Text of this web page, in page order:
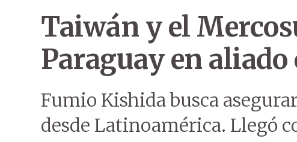
Taiwán y el
Paraguay en aliado
Fumio Kishida busca
desde Latinoamérica. Llegó